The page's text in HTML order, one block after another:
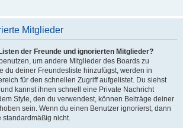
Mitglieder
der Freunde und ignorierten Mitglieder?
um andere Mitglieder des Boards zu
du deiner Freundesliste hinzufügst, werden in
für den schnellen Zugriff aufgelistet. Du siehst
kannst ihnen schnell eine Private Nachricht
Style, den du verwendest, können Beiträge deiner
sein. Wenn du einen Benutzer ignorierst, dann
standardmäßig nicht.